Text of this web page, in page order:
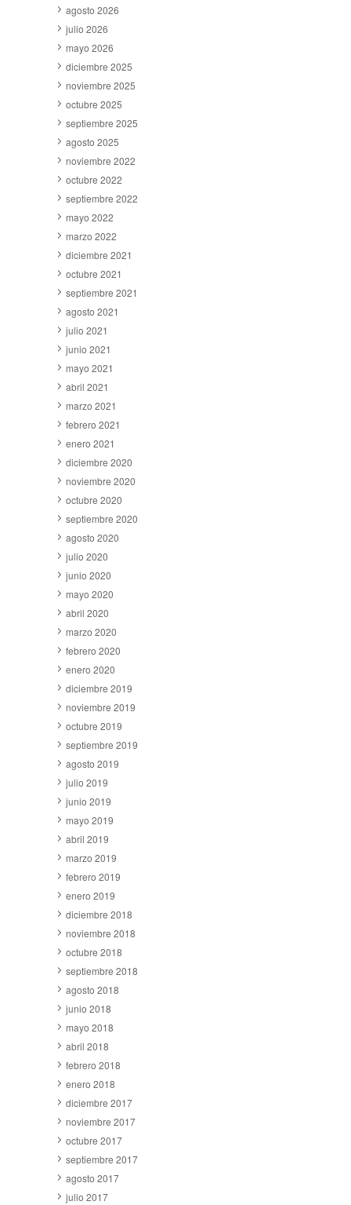
agosto 2026
julio 2026
mayo 2026
diciembre 2025
noviembre 2025
octubre 2025
septiembre 2025
agosto 2025
noviembre 2022
octubre 2022
septiembre 2022
mayo 2022
marzo 2022
diciembre 2021
octubre 2021
septiembre 2021
agosto 2021
julio 2021
junio 2021
mayo 2021
abril 2021
marzo 2021
febrero 2021
enero 2021
diciembre 2020
noviembre 2020
octubre 2020
septiembre 2020
agosto 2020
julio 2020
junio 2020
mayo 2020
abril 2020
marzo 2020
febrero 2020
enero 2020
diciembre 2019
noviembre 2019
octubre 2019
septiembre 2019
agosto 2019
julio 2019
junio 2019
mayo 2019
abril 2019
marzo 2019
febrero 2019
enero 2019
diciembre 2018
noviembre 2018
octubre 2018
septiembre 2018
agosto 2018
junio 2018
mayo 2018
abril 2018
febrero 2018
enero 2018
diciembre 2017
noviembre 2017
octubre 2017
septiembre 2017
agosto 2017
julio 2017